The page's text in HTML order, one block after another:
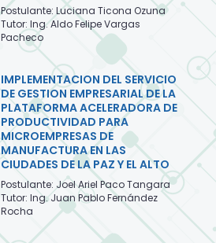
Postulante: Luciana Ticona Ozuna
Tutor: Ing. Aldo Felipe Vargas
Pacheco
IMPLEMENTACION DEL SERVICIO
DE GESTION EMPRESARIAL DE LA
PLATAFORMA ACELERADORA DE
PRODUCTIVIDAD PARA
MICROEMPRESAS DE
MANUFACTURA EN LAS
CIUDADES DE LA PAZ Y EL ALTO
Postulante: Joel Ariel Paco Tangara
Tutor: Ing. Juan Pablo Fernández
Rocha